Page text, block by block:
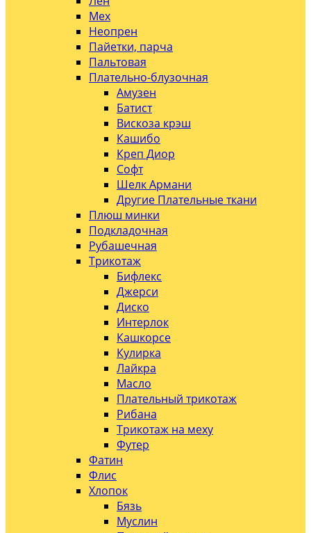
Мех
Неопрен
Пайетки, парча
Пальтовая
Плательно-блузочная
Амузен
Батист
Вискоза крэш
Кашибо
Креп Диор
Софт
Шелк Армани
Другие Плательные ткани
Плюш минки
Подкладочная
Рубашечная
Трикотаж
Бифлекс
Джерси
Диско
Интерлок
Кашкорсе
Кулирка
Лайкра
Масло
Плательный трикотаж
Рибана
Трикотаж на меху
Футер
Фатин
Флис
Хлопок
Бязь
Муслин